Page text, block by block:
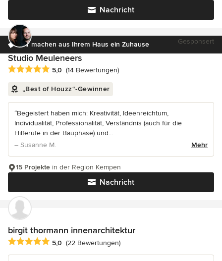
Nachricht
Wir machen aus Ihrem Haus ein Zuhause Gesponsert
Studio Meuleneers
Durchschnittliche Bewertung: 5 von 5 Sternen
5,0 (14 Bewertungen)
„Best of Houzz“-Gewinner
“Begeistert haben mich: Kreativität, Ideenreichtum,
Individualität, Professionalität, Verständnis (auch für die
Hilferufe in der Bauphase) und...
– Susanne M.
Mehr
Nachricht
15 Projekte in der Region Kempen
birgit thormann innenarchitektur
Durchschnittliche Bewertung: 5 von 5 Sternen
5,0 (22 Bewertungen)